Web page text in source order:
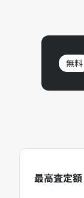
無料
最高査定額